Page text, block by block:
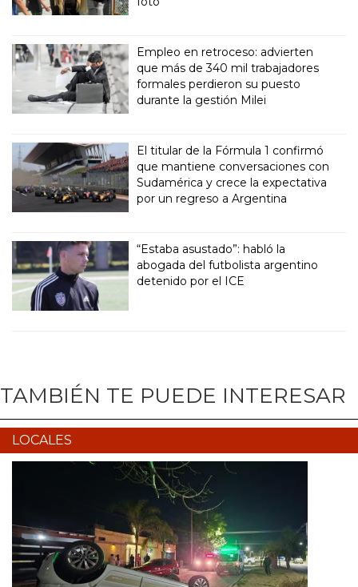
Empleo en retroceso: advierten
que más de 340 mil trabajadores
formales perdieron su puesto
durante la gestión Milei
El titular de la Fórmula 1 confirmó
que mantiene conversaciones con
Sudamérica y crece la expectativa
por un regreso a Argentina
“Estaba asustado”: habló la
abogada del futbolista argentino
detenido por el ICE
TAMBIÉN TE PUEDE INTERESAR
LOCALES